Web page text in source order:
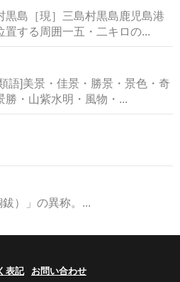
黒島［現］三島村黒島鹿児島港
する周囲一五・二キロの...
語]美景・佳景・勝景・景色・奇
・山紫水明・風物・...
）」の異称。...
表記 お問い合わせ